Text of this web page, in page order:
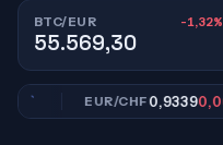
BTC/EUR -1,32%
55.569,30
EUR/CHF0,93390,00%